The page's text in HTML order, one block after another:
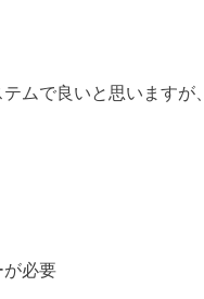
ムで良いと思いますが、
が必要